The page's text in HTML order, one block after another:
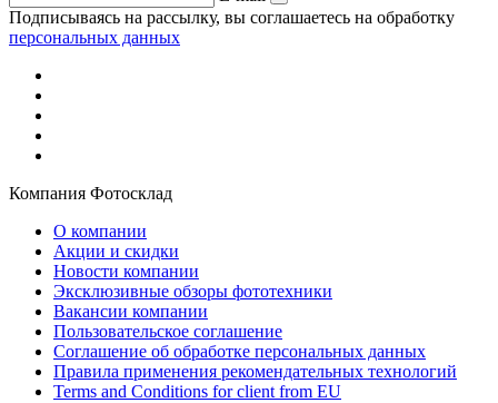
Подписываясь на рассылку, вы соглашаетесь на обработку
персональных данных
Компания Фотосклад
О компании
Акции и скидки
Новости компании
Эксклюзивные обзоры фототехники
Вакансии компании
Пользовательское соглашение
Соглашение об обработке персональных данных
Правила применения рекомендательных технологий
Terms and Conditions for client from EU